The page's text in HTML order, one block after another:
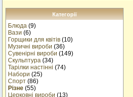
Категорії
Блюда (9)
Вази (6)
Горщики для квітів (10)
Музичнi вироби (36)
Сувенірні вироби (149)
Скульптура (34)
Тарілки настінні (74)
Набори (25)
Спорт (86)
Різне (55)
Церковні вироби (13)